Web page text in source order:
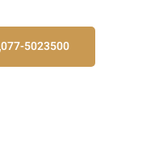
077-5023500